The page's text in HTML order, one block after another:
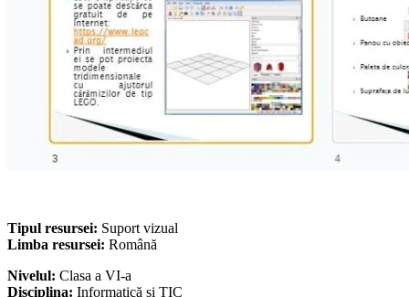
Tipul resursei: Suport vizual
Limba resursei: Română
Nivelul: Clasa a VI-a
Disciplina: Informatică și TIC